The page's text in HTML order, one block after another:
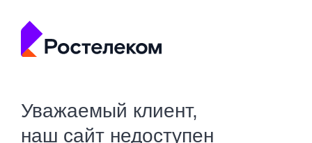
Уважаемый клиент,
наш сайт недоступен